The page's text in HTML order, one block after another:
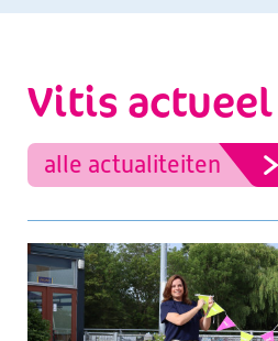
Vitis actueel
alle actualiteiten